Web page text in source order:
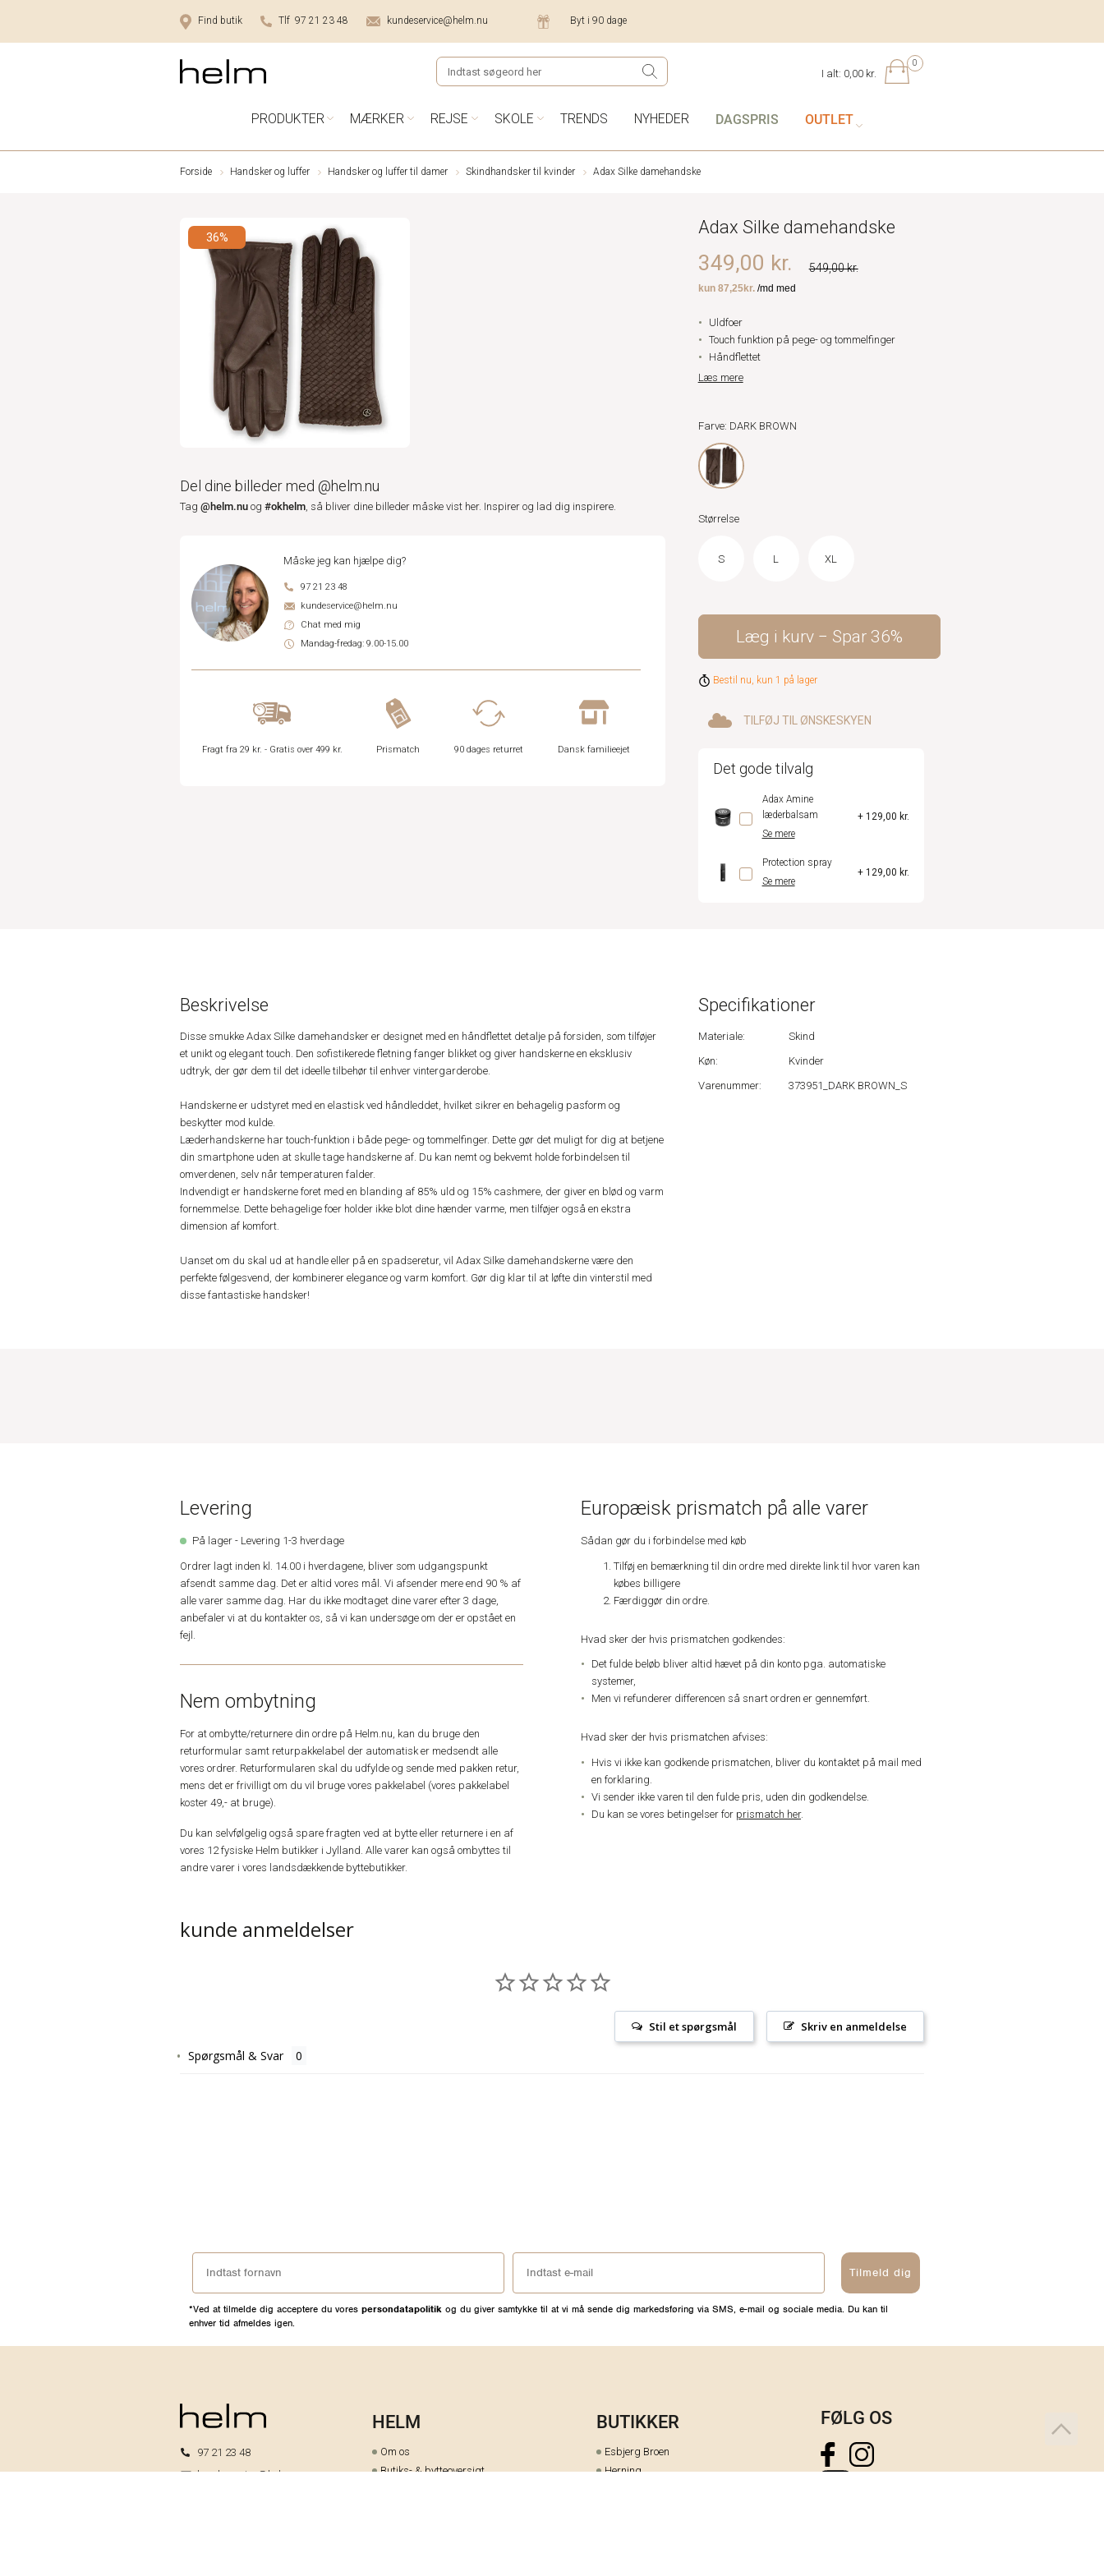
Find butik Tlf 97 21 23 48 kundeservice@helm.nu Byt i 90 dage
0
I alt: 0,00 kr.
PRODUKTER MÆRKER REJSE SKOLE TRENDS NYHEDER DAGSPRIS OUTLET
Forside Handsker og luffer Handsker og luffer til damer Skindhandsker til kvinder Adax Silke damehandske
36%
Del dine billeder med @helm.nu
Tag @helm.nu og #okhelm, så bliver dine billeder måske vist her. Inspirer og lad dig inspirere.
Måske jeg kan hjælpe dig?
97 21 23 48
kundeservice@helm.nu
Chat med mig
Mandag-fredag: 9.00-15.00
Fragt fra 29 kr. - Gratis over 499 kr. Prismatch 90 dages returret Dansk familieejet
Adax Silke damehandske
549,00 kr.
349,00 kr.
Uldfoer
Touch funktion på pege- og tommelfinger
Håndflettet
Læs mere
Farve: DARK BROWN
Størrelse
S L XL
Læg i kurv Spar 36%
Bestil nu, kun 1 på lager
TILFØJ TIL ØNSKESKYEN
Det gode tilvalg
Adax Amine
læderbalsam
Se mere
+ 129,00 kr.
Protection spray
Se mere
+ 129,00 kr.
Beskrivelse
Disse smukke Adax Silke damehandsker er designet med en håndflettet detalje på forsiden, som tilføjer
et unikt og elegant touch. Den sofistikerede fletning fanger blikket og giver handskerne en eksklusiv
udtryk, der gør dem til det ideelle tilbehør til enhver vintergarderobe.
Handskerne er udstyret med en elastisk ved håndleddet, hvilket sikrer en behagelig pasform og
beskytter mod kulde.
Læderhandskerne har touch-funktion i både pege- og tommelfinger. Dette gør det muligt for dig at betjene
din smartphone uden at skulle tage handskerne af. Du kan nemt og bekvemt holde forbindelsen til
omverdenen, selv når temperaturen falder.
Indvendigt er handskerne foret med en blanding af 85% uld og 15% cashmere, der giver en blød og varm
fornemmelse. Dette behagelige foer holder ikke blot dine hænder varme, men tilføjer også en ekstra
dimension af komfort.
Uanset om du skal ud at handle eller på en spadseretur, vil Adax Silke damehandskerne være den
perfekte følgesvend, der kombinerer elegance og varm komfort. Gør dig klar til at løfte din vinterstil med
disse fantastiske handsker!
Specifikationer
Materiale:
Skind
Køn:
Kvinder
Varenummer:
373951_DARK BROWN_S
Levering
På lager - Levering 1-3 hverdage
Ordrer lagt inden kl. 14.00 i hverdagene, bliver som udgangspunkt
afsendt samme dag. Det er altid vores mål. Vi afsender mere end 90 % af
alle varer samme dag. Har du ikke modtaget dine varer efter 3 dage,
anbefaler vi at du kontakter os, så vi kan undersøge om der er opstået en
fejl.
Nem ombytning
For at ombytte/returnere din ordre på Helm.nu, kan du bruge den
returformular samt returpakkelabel der automatisk er medsendt alle
vores ordrer. Returformularen skal du udfylde og sende med pakken retur,
mens det er frivilligt om du vil bruge vores pakkelabel (vores pakkelabel
koster 49,- at bruge).
Du kan selvfølgelig også spare fragten ved at bytte eller returnere i en af
vores 12 fysiske Helm butikker i Jylland. Alle varer kan også ombyttes til
andre varer i vores landsdækkende byttebutikker.
Europæisk prismatch på alle varer
Sådan gør du i forbindelse med køb
Tilføj en bemærkning til din ordre med direkte link til hvor varen kan
købes billigere
Færdiggør din ordre.
Hvad sker der hvis prismatchen godkendes:
Det fulde beløb bliver altid hævet på din konto pga. automatiske
systemer,
Men vi refunderer differencen så snart ordren er gennemført.
Hvad sker der hvis prismatchen afvises:
Hvis vi ikke kan godkende prismatchen, bliver du kontaktet på mail med
en forklaring.
Vi sender ikke varen til den fulde pris, uden din godkendelse.
Du kan se vores betingelser for prismatch her.
kunde anmeldelser
Skriv en anmeldelse
Stil et spørgsmål
Spørgsmål & Svar
Tilmeld dig
*Ved at tilmelde dig acceptere du vores persondatapolitik og du giver samtykke til at vi må sende dig markedsføring via SMS, e-mail og sociale media. Du kan til
enhver tid afmeldes igen.
97 21 23 48
kundeservice@helm.nu
HELM
Om os
Butiks- & bytteoversigt
BUTIKKER
Esbjerg Broen
Herning
FØLG OS